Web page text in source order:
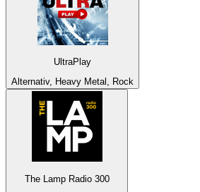
UltraPlay
Alternativ, Heavy Metal, Rock
The Lamp Radio 300